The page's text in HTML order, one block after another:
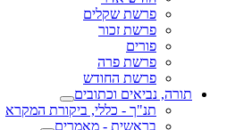
פרשת שקלים
פרשת זכור
פורים
פרשת פרה
פרשת החודש
תורה, נביאים וכתובים
תנ"ך - כללי, ביקורת המקרא
בראשית - מאמרים